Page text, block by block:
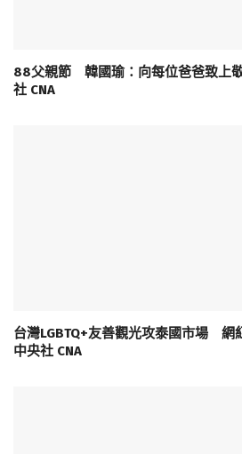
88父親節 韓國瑜：向每位爸爸致上
社 CNA
台灣LGBTQ+友善觀光攻泰國市場 網
中央社 CNA